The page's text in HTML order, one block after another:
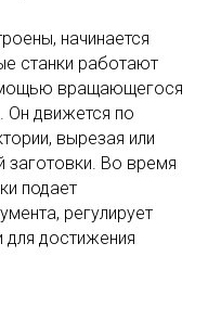
начинается
станки работают
вращающегося
Он движется по
вырезая или
заготовки. Во время
подает
регулирует
для достижения